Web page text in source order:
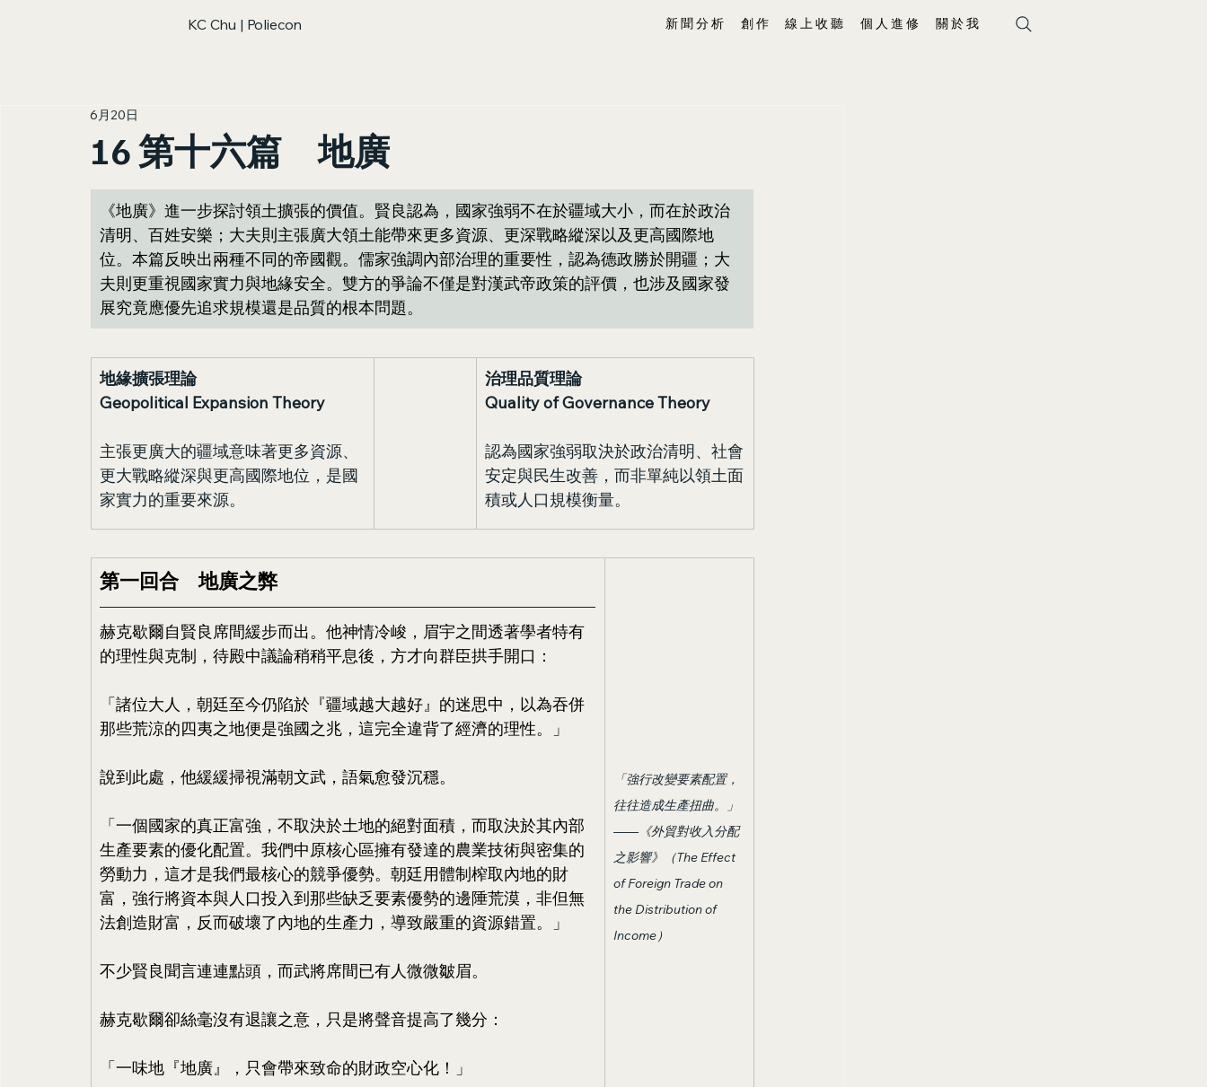
KC Chu | Poliecon 新 聞 分 析 創 作 線 上 收 聽 個 人 進 修 關 於 我
16 第十六篇 地廣
6月20日
《地廣》進一步探討領土擴張的價值。賢良認為，國家強弱不在於疆域大小，而在於政治
清明、百姓安樂；大夫則主張廣大領土能帶來更多資源、更深戰略縱深以及更高國際地
位。本篇反映出兩種不同的帝國觀。儒家強調內部治理的重要性，認為德政勝於開疆；大
夫則更重視國家實力與地緣安全。雙方的爭論不僅是對漢武帝政策的評價，也涉及國家發
展究竟應優先追求規模還是品質的根本問題。
地緣擴張理論
Geopolitical Expansion Theory
主張更廣大的疆域意味著更多資源、
更大戰略縱深與更高國際地位，是國
家實力的重要來源。
治理品質理論
Quality of Governance Theory
認為國家強弱取決於政治清明、社會
安定與民生改善，而非單純以領土面
積或人口規模衡量。
第一回合　地廣之弊
赫克歇爾自賢良席間緩步而出。他神情冷峻，眉宇之間透著學者特有
的理性與克制，待殿中議論稍稍平息後，方才向群臣拱手開口：
「諸位大人，朝廷至今仍陷於『疆域越大越好』的迷思中，以為吞併
那些荒涼的四夷之地便是強國之兆，這完全違背了經濟的理性。」
說到此處，他緩緩掃視滿朝文武，語氣愈發沉穩。
「一個國家的真正富強，不取決於土地的絕對面積，而取決於其內部
生產要素的優化配置。我們中原核心區擁有發達的農業技術與密集的
勞動力，這才是我們最核心的競爭優勢。朝廷用體制榨取內地的財
富，強行將資本與人口投入到那些缺乏要素優勢的邊陲荒漠，非但無
法創造財富，反而破壞了內地的生產力，導致嚴重的資源錯置。」
不少賢良聞言連連點頭，而武將席間已有人微微皺眉。
赫克歇爾卻絲毫沒有退讓之意，只是將聲音提高了幾分：
「一味地『地廣』，只會帶來致命的財政空心化！」
「強行改變要素配置，
往往造成生產扭曲。」
——《外貿對收入分配
之影響》（The Effect
of Foreign Trade on
the Distribution of
Income）